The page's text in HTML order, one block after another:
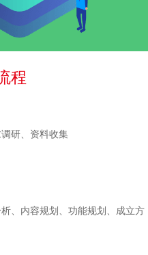
程
研、资料收集
、内容规划、功能规划、成立方